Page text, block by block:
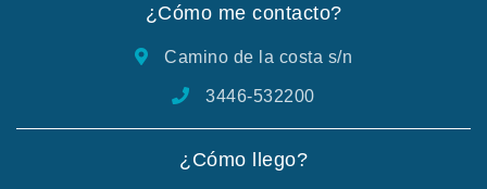
¿Cómo me contacto?
Camino de la costa s/n
3446-532200
¿Cómo llego?